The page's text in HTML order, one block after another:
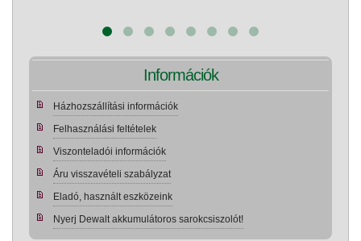
Információk
Házhozszállítási információk
Felhasználási feltételek
Viszonteladói információk
Áru visszavételi szabályzat
Eladó, használt eszközeink
Nyerj Dewalt akkumulátoros sarokcsiszolót!